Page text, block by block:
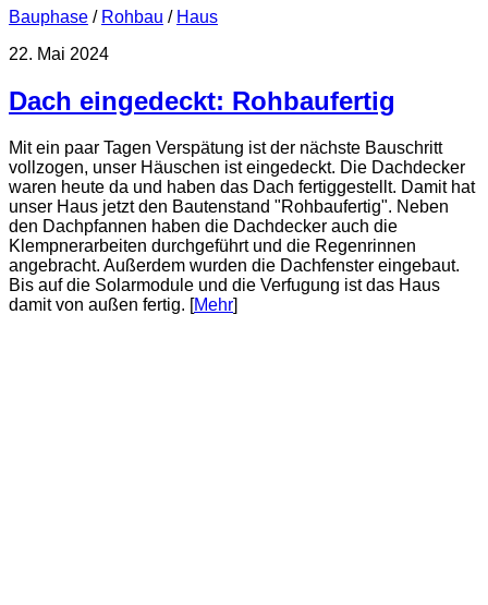
Bauphase / Rohbau / Haus
22. Mai 2024
Dach eingedeckt: Rohbaufertig
Mit ein paar Tagen Verspätung ist der nächste Bauschritt
vollzogen, unser Häuschen ist eingedeckt. Die Dachdecker
waren heute da und haben das Dach fertiggestellt. Damit hat
unser Haus jetzt den Bautenstand "Rohbaufertig". Neben
den Dachpfannen haben die Dachdecker auch die
Klempnerarbeiten durchgeführt und die Regenrinnen
angebracht. Außerdem wurden die Dachfenster eingebaut.
Bis auf die Solarmodule und die Verfugung ist das Haus
damit von außen fertig. [Mehr]